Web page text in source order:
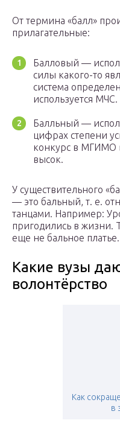
От термина «балл»
прилагательные:
Балловый —
силы какого-то
система
используется МЧС.
Балльный —
цифрах степени
конкурс в МГИМО
высок.
У существительного
— это бальный, т. е.
танцами. Например:
пригодились в жизни.
еще не бальное платье.
Какие вузы
волонтёрство
Как
в